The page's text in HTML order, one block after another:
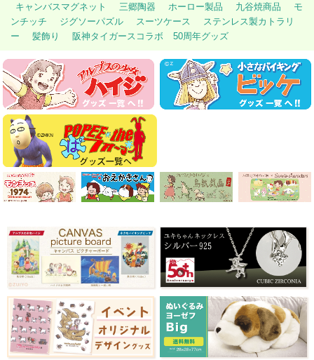
キャンバスマグネット
三郷陶器 ホーロー製品 九谷焼商品
モ
ンチッチ
ジグソーパズル スーツケース
ステンレス製カトラリ
ー
髪飾り 阪神タイガースコラボ 50周年グッズ